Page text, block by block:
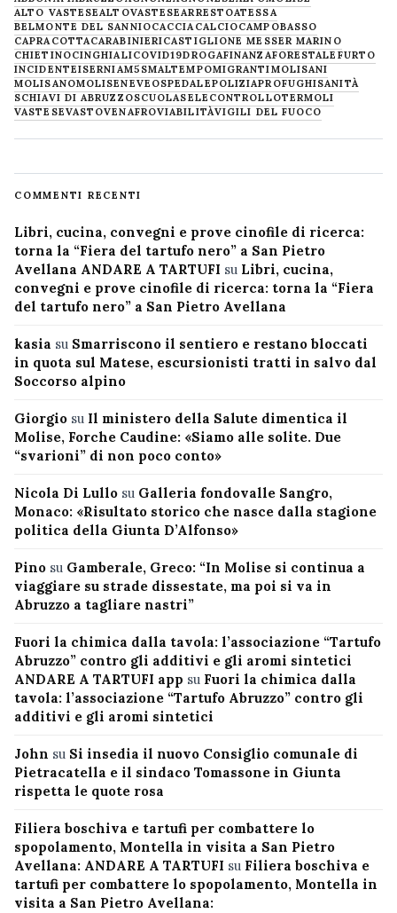
ALTO VASTESEALTOVASTESEARRESTOATESSA
BELMONTE DEL SANNIOCACCIACALCIOCAMPOBASSO
CAPRACOTTACARABINIERICASTIGLIONE MESSER MARINO
CHIETINOCINGHIALICOVID19DROGAFINANZAFORESTALE FURTO
INCIDENTEISERNIAM5SMALTEMPOMIGRANTIMOLISANI
MOLISANOMOLISENEVE OSPEDALEPOLIZIAPROFUGHISANITÀ
SCHIAVI DI ABRUZZOSCUOLASELECONTROLLOTERMOLI
VASTESEVASTOVENAFROVIABILITÀVIGILI DEL FUOCO
COMMENTI RECENTI
Libri, cucina, convegni e prove cinofile di ricerca:
torna la “Fiera del tartufo nero” a San Pietro
Avellana ANDARE A TARTUFI su Libri, cucina,
convegni e prove cinofile di ricerca: torna la “Fiera
del tartufo nero” a San Pietro Avellana
kasia su Smarriscono il sentiero e restano bloccati
in quota sul Matese, escursionisti tratti in salvo dal
Soccorso alpino
Giorgio su Il ministero della Salute dimentica il
Molise, Forche Caudine: «Siamo alle solite. Due
“svarioni” di non poco conto»
Nicola Di Lullo su Galleria fondovalle Sangro,
Monaco: «Risultato storico che nasce dalla stagione
politica della Giunta D’Alfonso»
Pino su Gamberale, Greco: “In Molise si continua a
viaggiare su strade dissestate, ma poi si va in
Abruzzo a tagliare nastri”
Fuori la chimica dalla tavola: l’associazione “Tartufo
Abruzzo” contro gli additivi e gli aromi sintetici
ANDARE A TARTUFI app su Fuori la chimica dalla
tavola: l’associazione “Tartufo Abruzzo” contro gli
additivi e gli aromi sintetici
John su Si insedia il nuovo Consiglio comunale di
Pietracatella e il sindaco Tomassone in Giunta
rispetta le quote rosa
Filiera boschiva e tartufi per combattere lo
spopolamento, Montella in visita a San Pietro
Avellana: ANDARE A TARTUFI su Filiera boschiva e
tartufi per combattere lo spopolamento, Montella in
visita a San Pietro Avellana: